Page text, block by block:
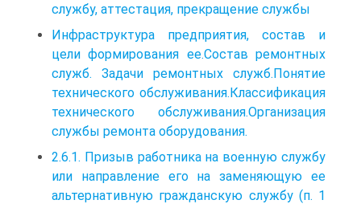
службу, аттестация, прекращение службы
Инфраструктура предприятия, состав и
цели формирования ее.Состав ремонтных
служб. Задачи ремонтных служб.Понятие
технического обслуживания.Классификация
технического обслуживания.Организация
службы ремонта оборудования.
2.6.1. Призыв работника на военную службу
или направление его на заменяющую ее
альтернативную гражданскую службу (п. 1